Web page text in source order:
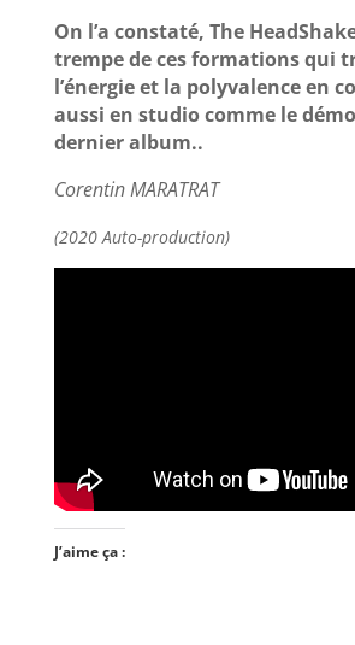
On l’a constaté, The
trempe de ces formations qui
l’énergie et la polyvalence en
aussi en studio comme le
dernier album..
Corentin MARATRAT
(2020 Auto-production)
J’aime ça :